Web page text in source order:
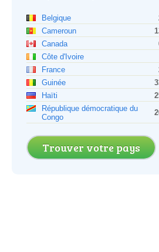
Belgique
Cameroun
Canada
Côte d'Ivoire
France
Guinée
Haïti
République démocratique du
Congo
Trouver votre pays